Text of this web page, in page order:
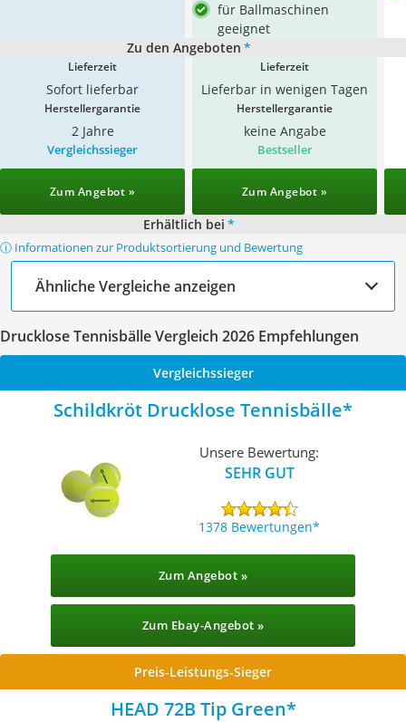
für Ballmaschinen
geeignet
Zu den Angeboten *
Lieferzeit
Sofort lieferbar
Lieferzeit
Lieferbar in wenigen Tagen
Herstellergarantie
2 Jahre
Herstellergarantie
keine Angabe
Vergleichssieger
Zum Angebot »
Bestseller
Zum Angebot »
Erhältlich bei *
ⓘ Informationen zur Produktsortierung und Bewertung
Ähnliche Vergleiche anzeigen
Drucklose Tennisbälle Vergleich 2026 Empfehlungen
Vergleichssieger
Schildkröt Drucklose Tennisbälle
Unsere Bewertung:
SEHR GUT
1378 Bewertungen
Zum Angebot »
Zum Ebay-Angebot »
Preis-Leistungs-Sieger
HEAD 72B Tip Green